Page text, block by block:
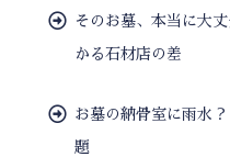
そのお墓、本当に大
かる石材店の差
お墓の納骨室に雨水
題